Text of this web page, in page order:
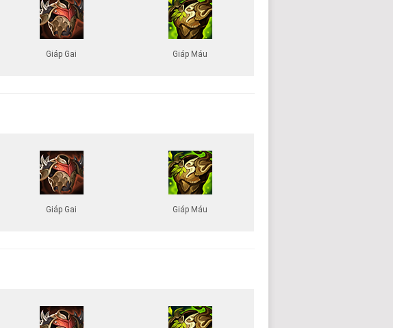
Giáp Gai Giáp Máu
Giáp Gai Giáp Máu